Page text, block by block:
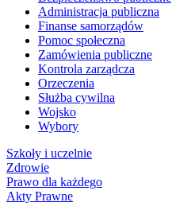
Administracja publiczna
Finanse samorządów
Pomoc społeczna
Zamówienia publiczne
Kontrola zarządcza
Orzeczenia
Służba cywilna
Wojsko
Wybory
Szkoły i uczelnie
Zdrowie
Prawo dla każdego
Akty Prawne